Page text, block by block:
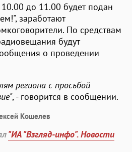
10.00 до 11.00 будет подан
заработают
По средствам
будут
о проведении
региона с просьбой
, - говорится в сообщении.
Кошелев
"ИА "Взгляд-инфо". Новости